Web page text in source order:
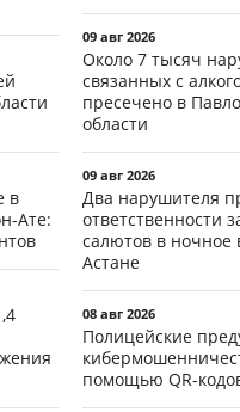
в
Ате:
09 авг 2026
Около 7 тысяч
связанных с
пресечено в
области
09 авг 2026
Два нарушителя
ответственности
салютов в ночное
Астане
08 авг 2026
Полицейские
помощью QR-